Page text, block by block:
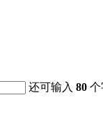
还可输入80 个